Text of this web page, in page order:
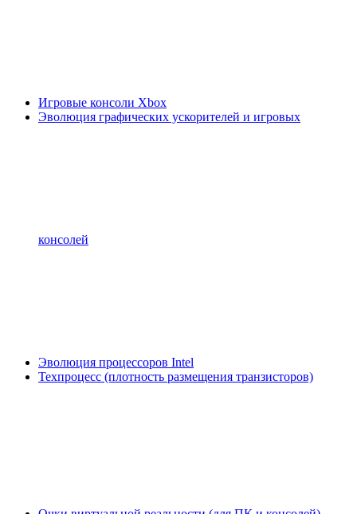
Игровые консоли Xbox
Эволюция графических ускорителей и игровых
консолей
Эволюция процессоров Intel
Техпроцесс (плотность размещения транзисторов)